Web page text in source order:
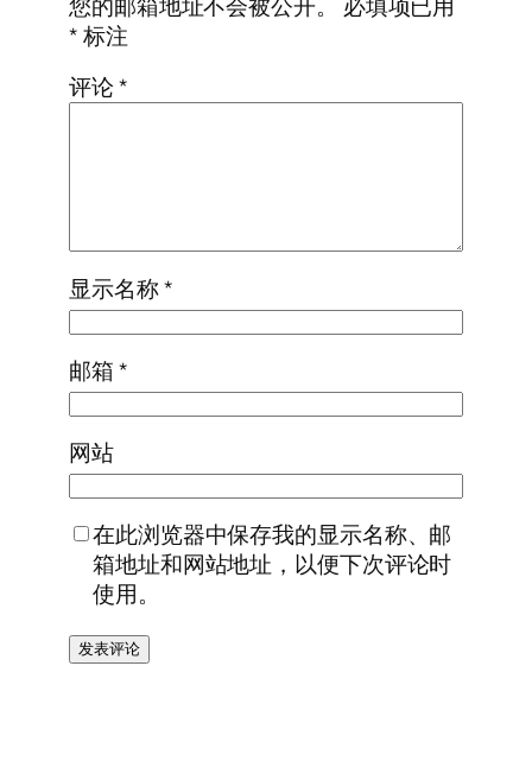
*标注
评论*
显示名称*
邮箱*
网站
在此浏览器中保存我的显示名称、邮
箱地址和网站地址，以便下次评论时
使用。